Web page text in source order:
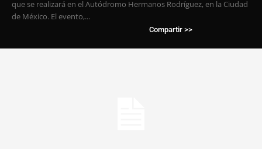
que se realizará en el Autódromo Hermanos Rodríguez, en la Ciudad
de México. El evento,...
Compartir >>